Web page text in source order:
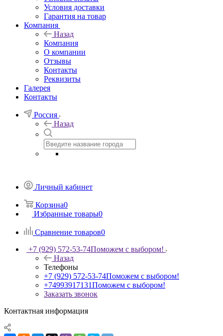
Условия доставки
Гарантия на товар
Компания
Назад
Компания
О компании
Отзывы
Контакты
Реквизиты
Галерея
Контакты
Россия
Назад
Личный кабинет
Корзина0
Избранные товары0
Сравнение товаров0
+7 (929) 572-53-74Поможем с выбором!
Назад
Телефоны
+7 (929) 572-53-74Поможем с выбором!
+74993917131Поможем с выбором!
Заказать звонок
Контактная информация